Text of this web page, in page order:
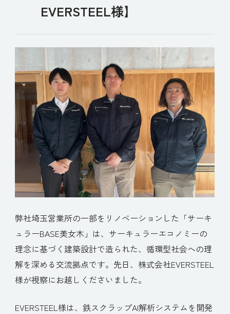
EVERSTEEL様】
弊社埼玉営業所の一部をリノベーションした「サーキ
ュラーBASE美女木」は、サーキュラーエコノミーの
理念に基づく建築設計で造られた、循環型社会への理
解を深める交流拠点です。先日、株式会社EVERSTEEL
様が視察にお越しくださいました。
EVERSTEEL様は、鉄スクラップAI解析システムを開発